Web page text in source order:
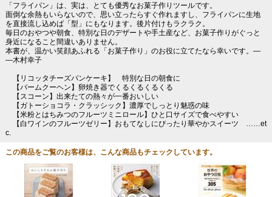
「フライパン」は、実は、とても優秀なお菓子作りツールです。
面倒な余熱もいらないので、思い立ったらすぐ作れますし、フライパンに生地
を直接流し込めば「型」にもなります。後片付けもラクラク。
毎日のおやつや朝食、特別な日のデザートや手土産など、お菓子作りがぐっと
身近になること間違いありません。
本書が、温かい笑顔あふれる「お菓子作り」のお役に立てたなら幸いです。―
―木村幸子
【リコッタチーズパンケーキ】 特別な日の朝食に
【バームクーヘン】卵焼き器でくるくるくるくる
【スコーン】出来たての熱々が一番おいしい
【ガトーショコラ・クラッシック】濃厚でしっとり魅惑の味
【米粉とはちみつのフルーツミニロール】ひと口サイズで食べやすい
【白ワインのフルーツゼリー】おもてなしにぴったり華やかスイーツ ……et
c.
この商品をご覧のお客様は、こんな商品もチェックしています。